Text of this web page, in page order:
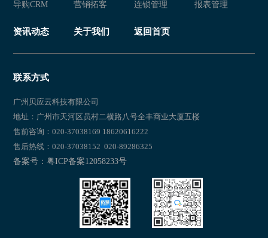
导购CRM
营销拓客 连锁管理 报表管理
资讯动态 关于我们 返回首页
联系方式
广州贝应云科技有限公司
地址：广州市天河区员村二横路八号全丰商业大厦五楼
售前咨询：020-37038169 18620616222
售后热线：020-37038152 020-89286325
备案号：粤ICP备案12058233号